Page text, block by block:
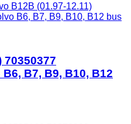
B12B (01.97-12.11)
B6, B7, B9, B10, B12 bus
70350377
B7, B9, B10, B12